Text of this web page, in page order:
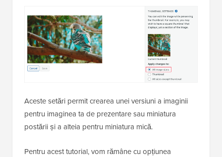
Aceste setări permit crearea unei versiuni a imaginii
pentru imaginea ta de prezentare sau miniatura
postării și a alteia pentru miniatura mică.
Pentru acest tutorial, vom rămâne cu opțiunea